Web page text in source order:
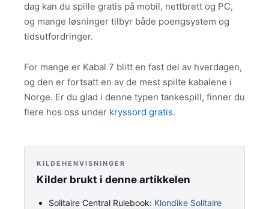
dag kan du spille gratis på mobil, nettbrett og PC,
og mange løsninger tilbyr både poengsystem og
tidsutfordringer.
For mange er Kabal 7 blitt en fast del av hverdagen,
og den er fortsatt en av de mest spilte kabalene i
Norge. Er du glad i denne typen tankespill, finner du
flere hos oss under kryssord gratis.
KILDEHENVISNINGER
Kilder brukt i denne artikkelen
Solitaire Central Rulebook: Klondike Solitaire